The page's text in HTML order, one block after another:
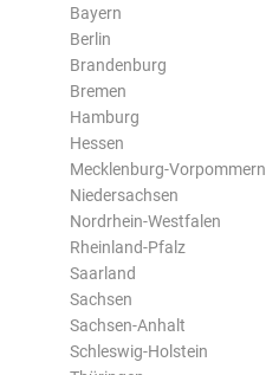
Bayern
Berlin
Brandenburg
Bremen
Hamburg
Hessen
Mecklenburg-Vorpommern
Niedersachsen
Nordrhein-Westfalen
Rheinland-Pfalz
Saarland
Sachsen
Sachsen-Anhalt
Schleswig-Holstein